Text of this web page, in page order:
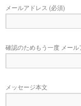
メールアドレス (必須)
確認のためもう一度 メー
メッセージ本文